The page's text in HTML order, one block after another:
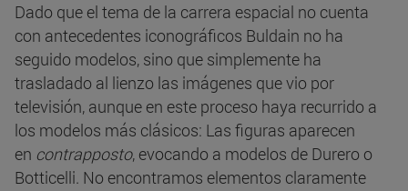
Dado que el tema de la carrera espacial no cuenta
con antecedentes iconográficos Buldain no ha
seguido modelos, sino que simplemente ha
trasladado al lienzo las imágenes que vio por
televisión, aunque en este proceso haya recurrido a
los modelos más clásicos: Las figuras aparecen
en contrapposto, evocando a modelos de Durero o
Botticelli. No encontramos elementos claramente